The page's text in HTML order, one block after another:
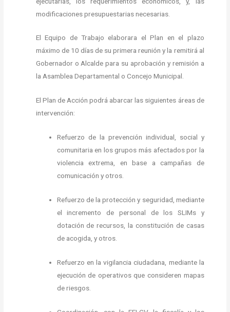
modificaciones presupuestarias necesarias.
El Equipo de Trabajo elaborara el Plan en el plazo
máximo de 10 días de su primera reunión y la remitirá al
Gobernador o Alcalde para su aprobación y remisión a
la Asamblea Departamental o Concejo Municipal.
El Plan de Acción podrá abarcar las siguientes áreas de
intervención:
Refuerzo de la prevención individual, social y
comunitaria en los grupos más afectados por la
violencia extrema, en base a campañas de
comunicación y otros.
Refuerzo de la protección y seguridad, mediante
el incremento de personal de los SLIMs y
dotación de recursos, la constitución de casas
de acogida, y otros.
Refuerzo en la vigilancia ciudadana, mediante la
ejecución de operativos que consideren mapas
de riesgos.